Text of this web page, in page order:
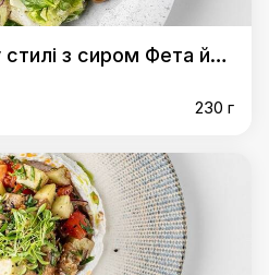
з сиром Фета й
230 г